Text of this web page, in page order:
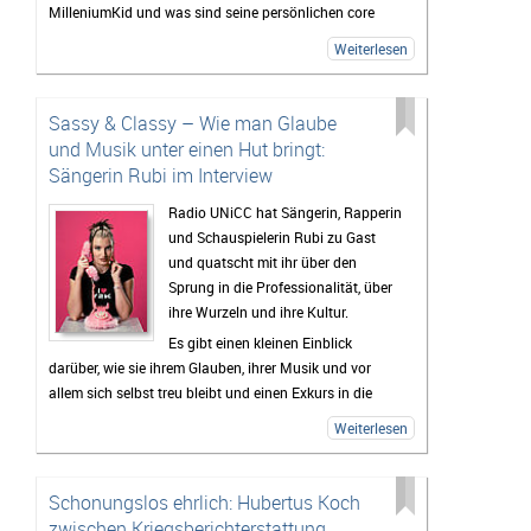
MilleniumKid und was sind seine persönlichen core
Weiterlesen
Sassy & Classy – Wie man Glaube
und Musik unter einen Hut bringt:
Sängerin Rubi im Interview
Radio UNiCC hat Sängerin, Rapperin
und Schauspielerin Rubi zu Gast
und quatscht mit ihr über den
Sprung in die Professionalität, über
ihre Wurzeln und ihre Kultur.
Es gibt einen kleinen Einblick
darüber, wie sie ihrem Glauben, ihrer Musik und vor
allem sich selbst treu bleibt und einen Exkurs in die
Welt der Love Languages und welche Person ihr über
Infos dazu gibt’s im Interview – hört gerne mal rein!)
Weiterlesen
Schonungslos ehrlich: Hubertus Koch